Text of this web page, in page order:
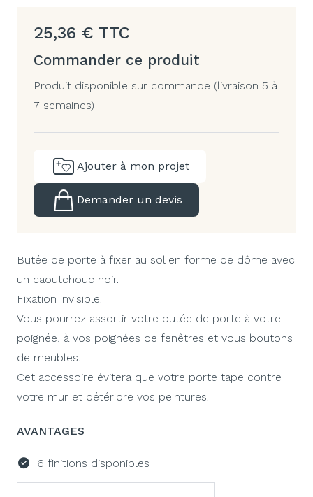
25,36 € TTC
Commander ce produit
Produit disponible sur commande (livraison 5 à
7 semaines)
Ajouter à mon projet
Demander un devis
Butée de porte à fixer au sol en forme de dôme avec
un caoutchouc noir.
Fixation invisible.
Vous pourrez assortir votre butée de porte à votre
poignée, à vos poignées de fenêtres et vous boutons
de meubles.
Cet accessoire évitera que votre porte tape contre
votre mur et détériore vos peintures.
AVANTAGES
6 finitions disponibles